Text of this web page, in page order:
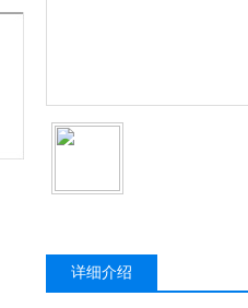
详细介绍